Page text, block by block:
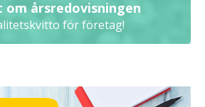
om årsredovisningen
för företag!